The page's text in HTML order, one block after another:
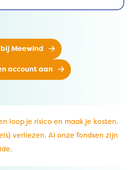
Meewind
account aan
loop je risico en maak je kosten.
verliezen. Al onze fondsen zijn